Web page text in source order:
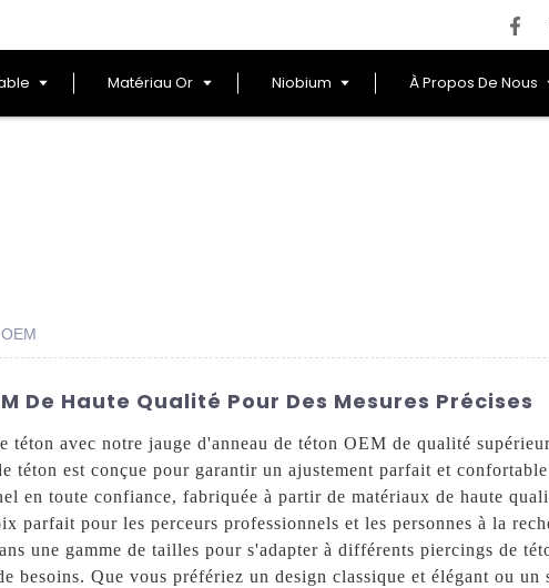
Matériau Or Niobium À Propos De Nous
De Haute Qualité Pour Des Mesures Précises
téton avec notre jauge d'anneau de téton OEM de qualité
téton est conçue pour garantir un ajustement parfait et
en toute confiance, fabriquée à partir de matériaux de haute
parfait pour les perceurs professionnels et les personnes à la
une gamme de tailles pour s'adapter à différents piercings de
besoins. Que vous préfériez un design classique et élégant ou